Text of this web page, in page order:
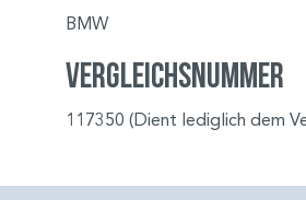
BMW
Vergleichsnummer
117350 (Dient lediglich dem